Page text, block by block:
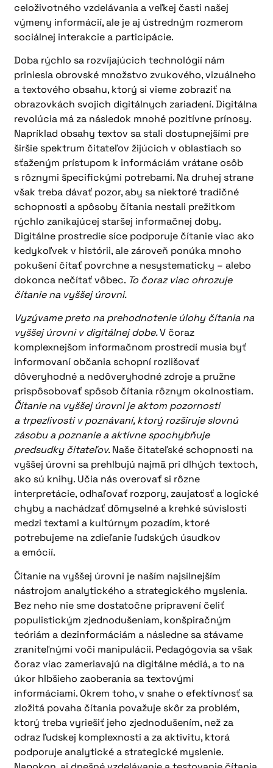
celoživotného vzdelávania a veľkej časti našej
výmeny informácií, ale je aj ústredným rozmerom
sociálnej interakcie a participácie.
Doba rýchlo sa rozvíjajúcich technológií nám
priniesla obrovské množstvo zvukového, vizuálneho
a textového obsahu, ktorý si vieme zobraziť na
obrazovkách svojich digitálnych zariadení. Digitálna
revolúcia má za následok mnohé pozitívne prínosy.
Napríklad obsahy textov sa stali dostupnejšími pre
širšie spektrum čitateľov žijúcich v oblastiach so
sťaženým prístupom k informáciám vrátane osôb
s rôznymi špecifickými potrebami. Na druhej strane
však treba dávať pozor, aby sa niektoré tradičné
schopnosti a spôsoby čítania nestali prežitkom
rýchlo zanikajúcej staršej informačnej doby.
Digitálne prostredie síce podporuje čítanie viac ako
kedykoľvek v histórii, ale zároveň ponúka mnoho
pokušení čítať povrchne a nesystematicky – alebo
dokonca nečítať vôbec. To čoraz viac ohrozuje
čítanie na vyššej úrovni.
Vyzývame preto na prehodnotenie úlohy čítania na
vyššej úrovni v digitálnej dobe.V čoraz
komplexnejšom informačnom prostredí musia byť
informovaní občania schopní rozlišovať
dôveryhodné a nedôveryhodné zdroje a pružne
prispôsobovať spôsob čítania rôznym okolnostiam.
Čítanie na vyššej úrovni je aktom pozornosti
a trpezlivosti v poznávaní, ktorý rozširuje slovnú
zásobu a poznanie a aktívne spochybňuje
predsudky čitateľov.Naše čitateľské schopnosti na
vyššej úrovni sa prehlbujú najmä pri dlhých textoch,
ako sú knihy. Učia nás overovať si rôzne
interpretácie, odhaľovať rozpory, zaujatosť a logické
chyby a nachádzať dômyselné a krehké súvislosti
medzi textami a kultúrnym pozadím, ktoré
potrebujeme na zdieľanie ľudských úsudkov
a emócií.
Čítanie na vyššej úrovni je naším najsilnejším
nástrojom analytického a strategického myslenia.
Bez neho nie sme dostatočne pripravení čeliť
populistickým zjednodušeniam, konšpiračným
teóriám a dezinformáciám a následne sa stávame
zraniteľnými voči manipulácii. Pedagógovia sa však
čoraz viac zameriavajú na digitálne médiá, a to na
úkor hlbšieho zaoberania sa textovými
informáciami. Okrem toho, v snahe o efektívnosť sa
zložitá povaha čítania považuje skôr za problém,
ktorý treba vyriešiť jeho zjednodušením, než za
odraz ľudskej komplexnosti a za aktivitu, ktorá
podporuje analytické a strategické myslenie.